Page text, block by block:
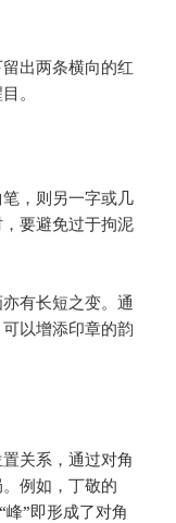
出两条横向的红
。
，则另一字或几
要避免过于拘泥
有长短之变。通
以增添印章的韵
关系，通过对角
例如，丁敬的
峰”即形成了对角